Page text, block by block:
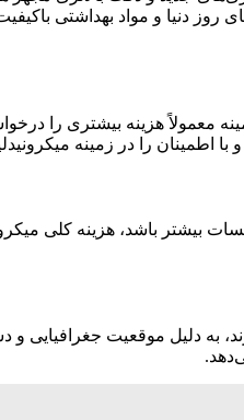
روز دنیا و مواد بهداشتی
هزینه بیشتری را
اطمینان را در زمینه
بیشتر باشد، هزینه کلی
به دلیل موقعیت